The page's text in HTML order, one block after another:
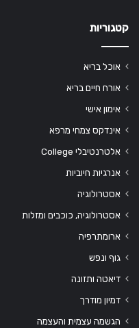
קטגוריות
אוכל בריא
אורח חיים בריא
אימון אישי
אינדקס צמחי מרפא
אלטרנטיבלי College
אנרגיות חיוביות
אסטרולוגיה
אסטרולוגיה, כוכבים ומזלות
ארומתרפיה
גוף ונפש
דיאטה ותזונה
דמיון מודרך
הגשמה עצמית והעצמה